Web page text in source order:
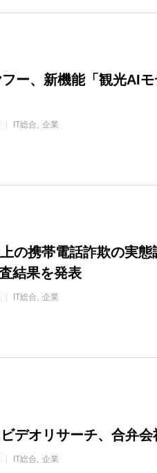
ー、新機能「観光AI
IT総合 企業
の携帯電話詐欺の実
結果を発表
IT総合 企業
デオリサーチ、合弁会
IT総合 企業